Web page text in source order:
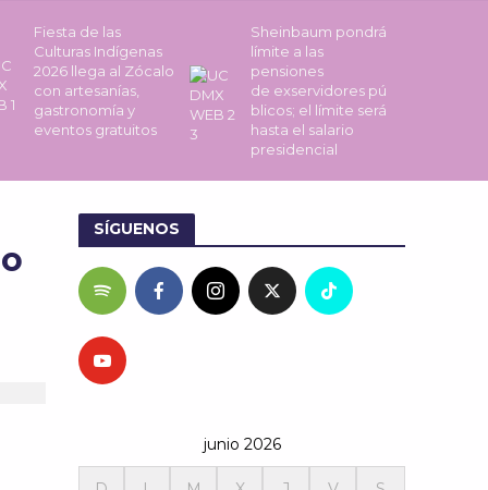
Fiesta de las
Culturas Indígenas
2026 llega al Zócalo
con artesanías,
gastronomía y
eventos gratuitos
Sheinbaum pondrá
límite a las
pensiones
de exservidores pú
blicos; el límite será
hasta el salario
presidencial
SÍGUENOS
junio 2026